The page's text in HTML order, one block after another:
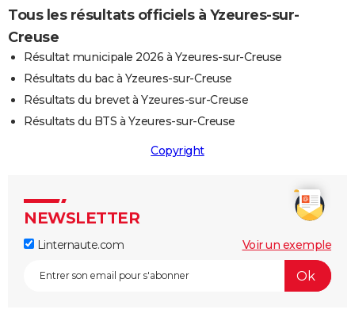
Tous les résultats officiels à Yzeures-sur-
Creuse
Résultat municipale 2026 à Yzeures-sur-Creuse
Résultats du bac à Yzeures-sur-Creuse
Résultats du brevet à Yzeures-sur-Creuse
Résultats du BTS à Yzeures-sur-Creuse
Copyright
NEWSLETTER
Linternaute.com Voir un exemple